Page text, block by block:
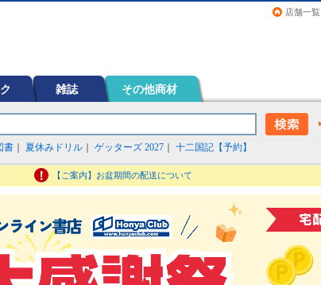
店舗一覧
雑誌 その他商材
書 夏休みドリル ゲッターズ 2027 十二国記【予約】
【ご案内】お盆期間の配送について